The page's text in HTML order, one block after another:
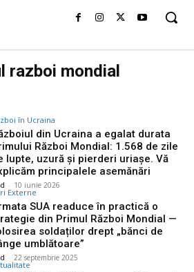
razboi mondial
în Ucraina
din Ucraina a egalat durata
Război Mondial: 1.568 de zile
lupte, uzură și pierderi uriașe. Vă
principalele asemănări
- 10 iunie 2026
Externe
SUA readuce în practică o
din Primul Război Mondial —
soldaților drept „bănci de
umblătoare”
- 22 septembrie 2025